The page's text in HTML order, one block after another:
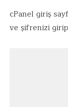
cPanel giriş
ve şifrenizi